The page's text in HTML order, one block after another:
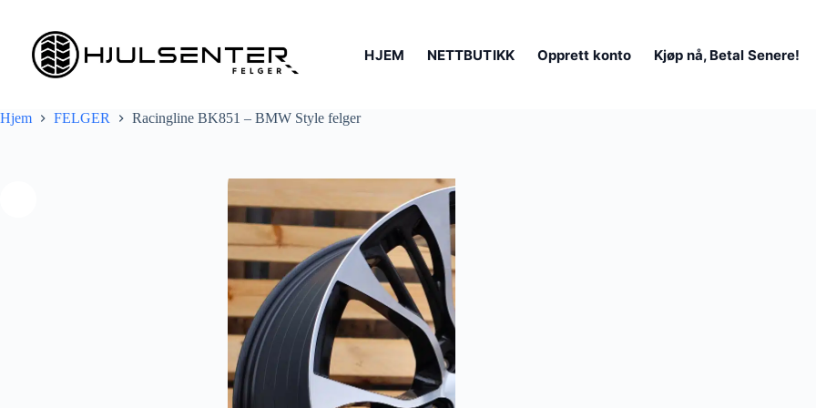
innholdet
HJEM NETTBUTIKK Opprett konto Kjøp nå, Betal Senere!
Hjem FELGER Racingline BK851 – BMW Style felger